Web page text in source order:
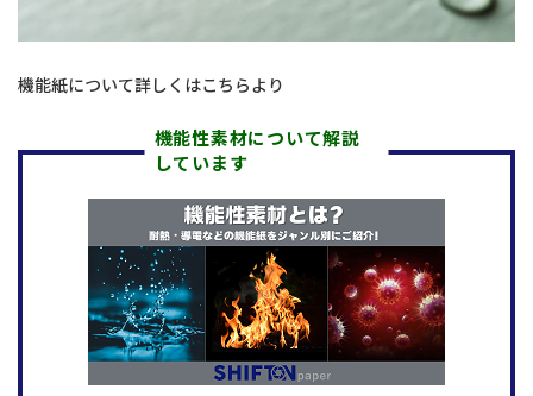
機能紙について詳しくはこちらより
機能性素材について解説
しています